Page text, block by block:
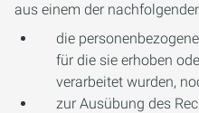
aus einem der
die
für die sie erhoben
verarbeitet wurden,
zur Ausübung des